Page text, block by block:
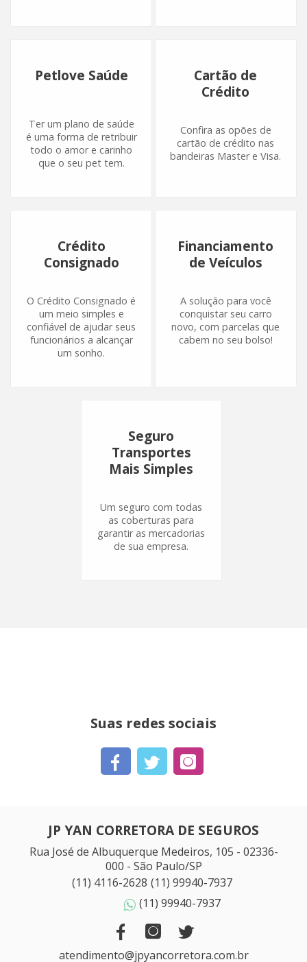
Petlove Saúde
Ter um plano de saúde
é uma forma de retribuir
todo o amor e carinho
que o seu pet tem.
Cartão de
Crédito
Confira as opões de
cartão de crédito nas
bandeiras Master e Visa.
Crédito
Consignado
O Crédito Consignado é
um meio simples e
confiável de ajudar seus
funcionários a alcançar
um sonho.
Financiamento
de Veículos
A solução para você
conquistar seu carro
novo, com parcelas que
cabem no seu bolso!
Seguro
Transportes
Mais Simples
Um seguro com todas
as coberturas para
garantir as mercadorias
de sua empresa.
Suas redes sociais
JP YAN CORRETORA DE SEGUROS
Rua José de Albuquerque Medeiros, 105 - 02336-
000 - São Paulo/SP
(11) 4116-2628 (11) 99940-7937
(11) 99940-7937
atendimento@jpyancorretora.com.br